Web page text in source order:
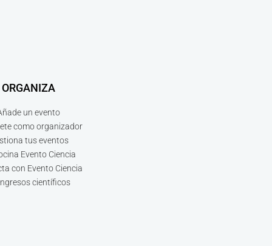
ORGANIZA
un evento
como organizador
tus eventos
Evento Ciencia
con Evento Ciencia
científicos